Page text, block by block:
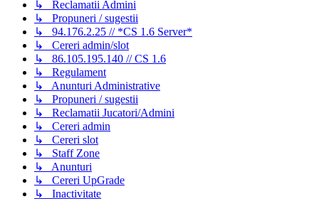
↳ Reclamatii Admini
↳ Propuneri / sugestii
↳ 94.176.2.25 // *CS 1.6 Server*
↳ Cereri admin/slot
↳ 86.105.195.140 // CS 1.6
↳ Regulament
↳ Anunturi Administrative
↳ Propuneri / sugestii
↳ Reclamatii Jucatori/Admini
↳ Cereri admin
↳ Cereri slot
↳ Staff Zone
↳ Anunturi
↳ Cereri UpGrade
↳ Inactivitate